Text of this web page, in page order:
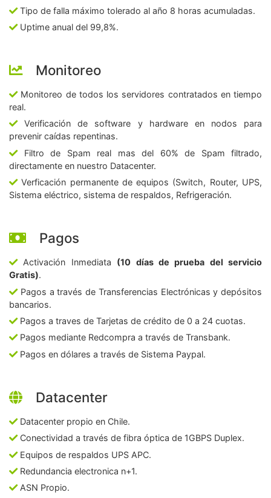
Tipo de falla máximo tolerado al año 8 horas acumuladas.
Uptime anual del 99,8%.
Monitoreo
Monitoreo de todos los servidores contratados en tiempo
real.
Verificación de software y hardware en nodos para
prevenir caídas repentinas.
Filtro de Spam real mas del 60% de Spam filtrado,
directamente en nuestro Datacenter.
Verficación permanente de equipos (Switch, Router, UPS,
Sistema eléctrico, sistema de respaldos, Refrigeración.
Pagos
Activación Inmediata (10 días de prueba del servicio
Gratis).
Pagos a través de Transferencias Electrónicas y depósitos
bancarios.
Pagos a traves de Tarjetas de crédito de 0 a 24 cuotas.
Pagos mediante Redcompra a través de Transbank.
Pagos en dólares a través de Sistema Paypal.
Datacenter
Datacenter propio en Chile.
Conectividad a través de fibra óptica de 1GBPS Duplex.
Equipos de respaldos UPS APC.
Redundancia electronica n+1.
ASN Propio.